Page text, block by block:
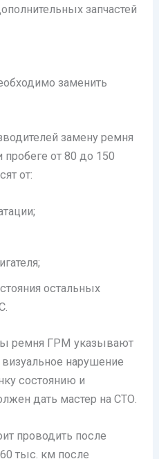
запчастей
заменить
замену ремня
пробеге от 80 до 150
от:
остальных
ремня ГРМ указывают
нарушение
состоянию и
дать мастер на СТО.
проводить после
тыс. км после